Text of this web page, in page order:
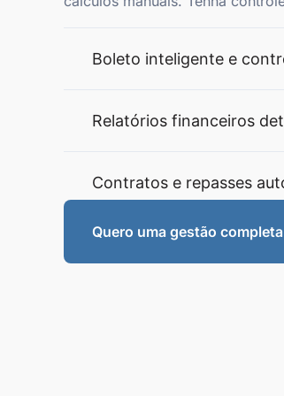
Boleto inteligente e
Relatórios financeiros
Contratos e repasses
Quero uma gestão completa